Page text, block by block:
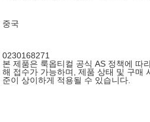
중국
0230168271
본 제품은 룩옵티컬 공식 AS 정책에 따
해 접수가 가능하며, 제품 상태 및 구매
준이 상이하게 적용될 수 있습니다.